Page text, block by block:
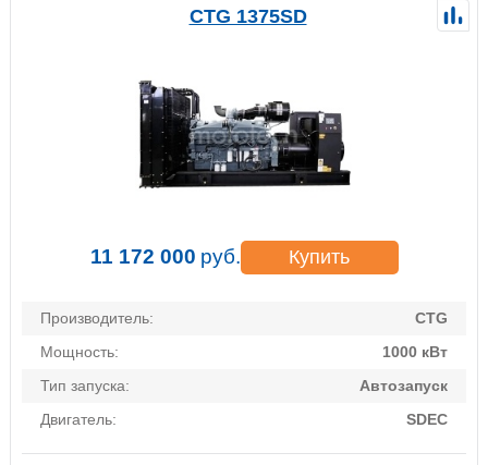
CTG 1375SD
11 172 000 руб. Купить
Производитель:
CTG
Мощность:
1000 кВт
Тип запуска:
Автозапуск
Двигатель:
SDEC